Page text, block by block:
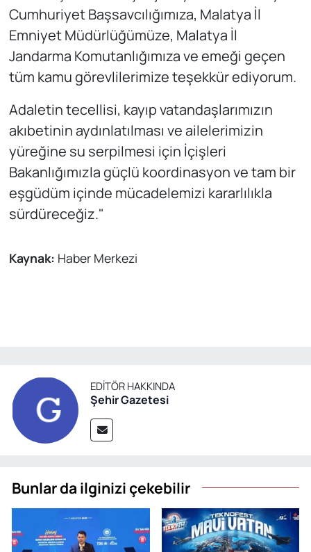
Cumhuriyet Başsavcılığımıza, Malatya İl
Emniyet Müdürlüğümüze, Malatya İl
Jandarma Komutanlığımıza ve emeği geçen
tüm kamu görevlilerimize teşekkür ediyorum.
Adaletin tecellisi, kayıp vatandaşlarımızın
akıbetinin aydınlatılması ve ailelerimizin
yüreğine su serpilmesi için İçişleri
Bakanlığımızla güçlü koordinasyon ve tam bir
eşgüdüm içinde mücadelemizi kararlılıkla
sürdüreceğiz."
Kaynak: Haber Merkezi
EDITÖR HAKKINDA
Şehir Gazetesi
Bunlar da ilginizi çekebilir